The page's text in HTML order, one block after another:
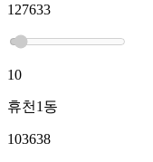
127633
10
휴천1동
103638